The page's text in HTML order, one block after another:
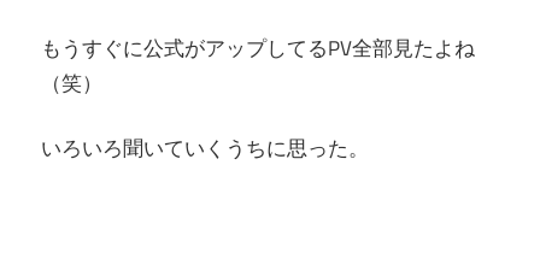
もうすぐに公式がアップしてるPV全部見たよね
（笑）
いろいろ聞いていくうちに思った。